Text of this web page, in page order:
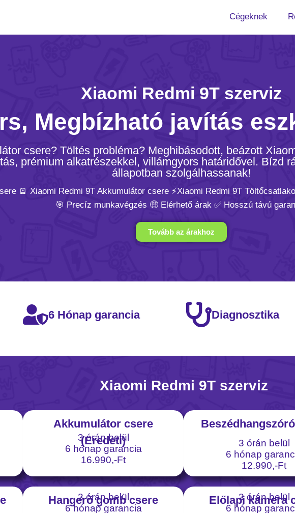
Cégeknek
Xiaomi Redmi 9T szerviz
Megbízható javítás
csere? Töltés probléma? Meghibásodott, beázott
prémium alkatrészekkel, villámgyors határidővel. Bízd
állapotban szolgálhassanak!
🪫 Xiaomi Redmi 9T Akkumulátor csere ⚡️Xiaomi Redmi 9T
🎯 Precíz munkavégzés 🤑 Elérhető árak ✅ Hosszú távú
Tovább az árakhoz
6 Hónap garancia Diagnosztika
Xiaomi Redmi 9T szerviz
Akkumulátor csere
(Eredeti)
3 órán belül
6 hónap garancia
16.990,-Ft
3 órán belül
6 hónap
12.990,-Ft
Hangerő gomb csere
3 órán belül
6 hónap garancia
Előlapi kamera
3 órán belül
6 hónap